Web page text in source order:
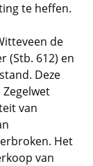
te heffen.
de
(Stb. 612) en
Deze
van
Het
van